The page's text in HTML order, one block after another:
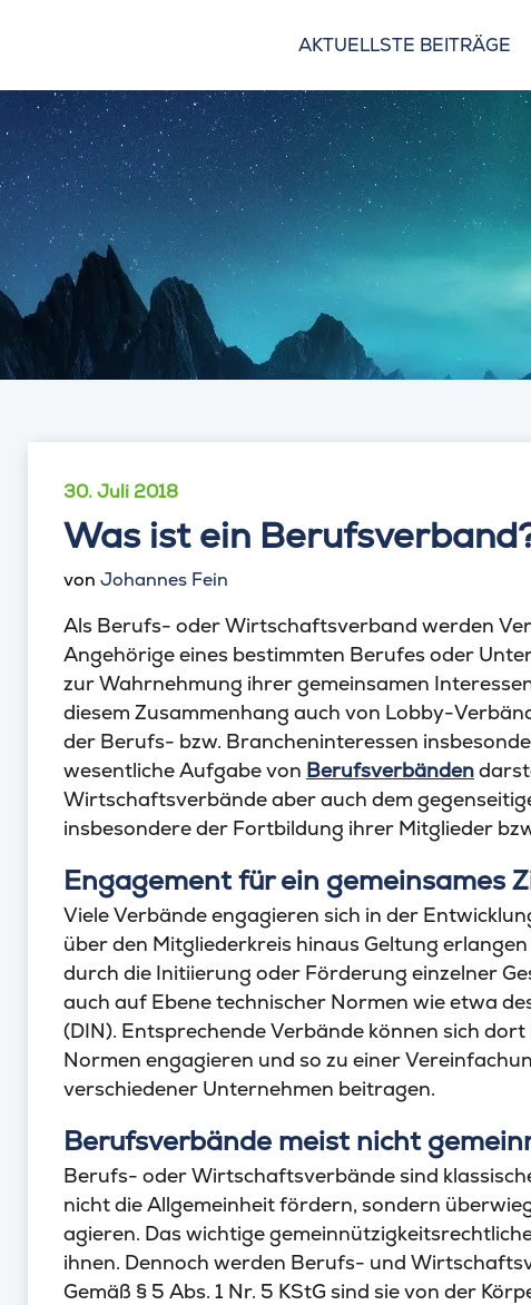
AKTUELLSTE BEITRÄGE
30. Juli 2018
Was ist ein
von Johannes Fein
Als Berufs- oder Wirtschaftsverband werden
Angehörige eines bestimmten Berufes oder
zur Wahrnehmung ihrer gemeinsamen
diesem Zusammenhang auch von Lobby-
der Berufs- bzw. Brancheninteressen
wesentliche Aufgabe von Berufsverbänden
Wirtschaftsverbände aber auch dem
insbesondere der Fortbildung ihrer Mitglieder
Engagement für ein gemeinsames
Viele Verbände engagieren sich in der
über den Mitgliederkreis hinaus Geltung
durch die Initiierung oder Förderung einzelner
auch auf Ebene technischer Normen wie etwa
(DIN). Entsprechende Verbände können sich
Normen engagieren und so zu einer
verschiedener Unternehmen beitragen.
Berufsverbände meist nicht
Berufs- oder Wirtschaftsverbände sind
nicht die Allgemeinheit fördern, sondern
agieren. Das wichtige
ihnen. Dennoch werden Berufs- und
Gemäß § 5 Abs. 1 Nr. 5 KStG sind sie von der